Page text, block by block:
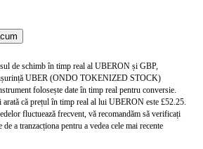
de schimb în timp real al UBERON și GBP,
UBER (ONDO TOKENIZED STOCK)
folosește date în timp real pentru conversie.
arată că prețul în timp real al lui UBERON este £52.25.
fluctuează frecvent, vă recomandăm să verificați
a tranzacționa pentru a vedea cele mai recente